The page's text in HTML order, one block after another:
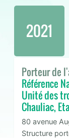
2021
Porteur de
Référence
Unité des
Chauliac,
80 avenue
Structure